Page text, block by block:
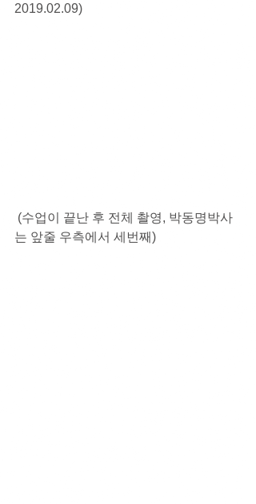
2019.02.09)
는 앞줄 우측에서 세번째)